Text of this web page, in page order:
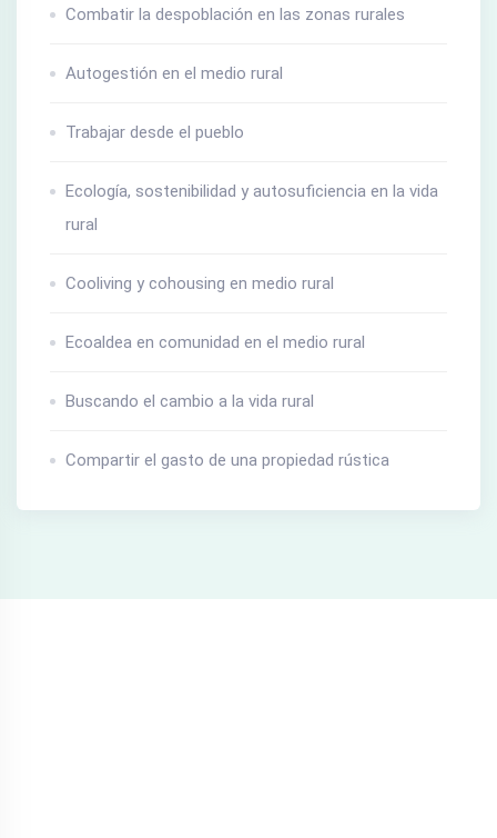
Combatir la despoblación en las zonas rurales
Autogestión en el medio rural
Trabajar desde el pueblo
Ecología, sostenibilidad y autosuficiencia en la vida
rural
Cooliving y cohousing en medio rural
Ecoaldea en comunidad en el medio rural
Buscando el cambio a la vida rural
Compartir el gasto de una propiedad rústica